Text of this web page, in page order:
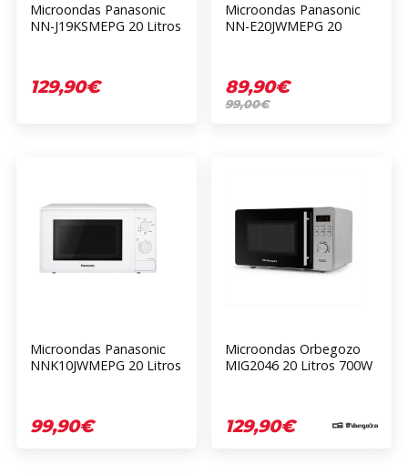
Microondas Panasonic
NN-J19KSMEPG 20 Litros
129,90€
Microondas Panasonic
NN-E20JWMEPG 20
89,90€
99,00€
Microondas Panasonic
NNK10JWMEPG 20 Litros
99,90€
Microondas Orbegozo
MIG2046 20 Litros 700W
129,90€